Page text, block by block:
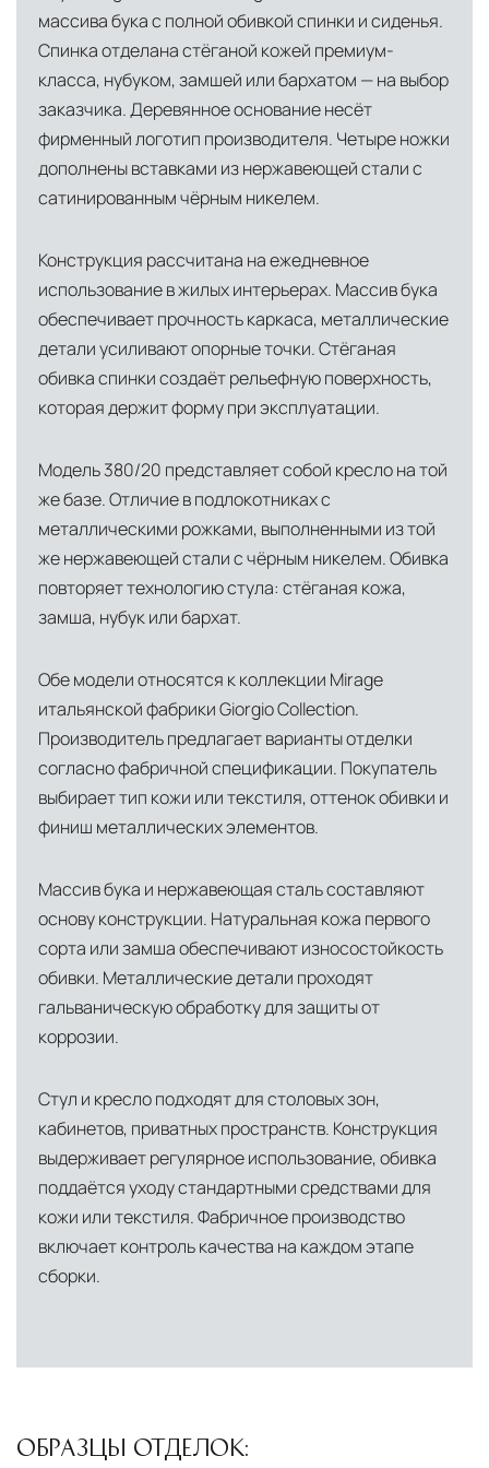
доставки и обеспечить полный контроль над
сохранностью продукции.
Глобальная сеть распределительных
центров
Помимо Москвы, мы располагаем
логистическими узлами в ключевых
международных хабах:
Дубай, ОАЭ— региональный центр для
Ближнего Востока и Азии
Кипр— распределительная база для
Средиземноморского региона
Лондон, Великобритания—
США— центр доставки для
североамериканского сегмента
Другие страны Европы— расширенная
сеть партнёрских складов
Условия доставки по Москве и Московской
Для клиентов Москвы и МО предусмотрены
следующие услуги:
Доставка до адреса— транспортировка
товара от нашего склада непосредственно к
месту назначения с соблюдением сроков
квалифицированные грузчики
осуществляют разгрузку с применением
специального оборудования и техники
Подъём на этажи— доставка мебели и
дверных блоков в квартиры и офисы с
средств
Распаковка и расстановка— специалисты
распаковывают товар и устанавливают его в
указанное место
очистка помещения от тары и упаковки
доставке
Москве осуществляется в течение 3-5 рабочих
массива бука с полной обивкой спинки и сиденья.
Спинка отделана стёганой кожей премиум-
класса, нубуком, замшей или бархатом — на выбор
заказчика. Деревянное основание несёт
фирменный логотип производителя. Четыре ножки
дополнены вставками из нержавеющей стали с
сатинированным чёрным никелем.
Конструкция рассчитана на ежедневное
использование в жилых интерьерах. Массив бука
обеспечивает прочность каркаса, металлические
детали усиливают опорные точки. Стёганая
обивка спинки создаёт рельефную поверхность,
которая держит форму при эксплуатации.
Модель 380/20 представляет собой кресло на той
же базе. Отличие в подлокотниках с
металлическими рожками, выполненными из той
же нержавеющей стали с чёрным никелем. Обивка
повторяет технологию стула: стёганая кожа,
замша, нубук или бархат.
Обе модели относятся к коллекции Mirage
итальянской фабрики Giorgio Collection.
Производитель предлагает варианты отделки
согласно фабричной спецификации. Покупатель
выбирает тип кожи или текстиля, оттенок обивки и
финиш металлических элементов.
Массив бука и нержавеющая сталь составляют
основу конструкции. Натуральная кожа первого
сорта или замша обеспечивают износостойкость
обивки. Металлические детали проходят
гальваническую обработку для защиты от
коррозии.
Стул и кресло подходят для столовых зон,
кабинетов, приватных пространств. Конструкция
выдерживает регулярное использование, обивка
поддаётся уходу стандартными средствами для
кожи или текстиля. Фабричное производство
включает контроль качества на каждом этапе
сборки.
ОБРАЗЦЫ ОТДЕЛОК: